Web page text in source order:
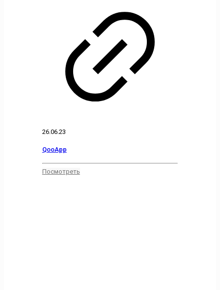
26.06.23
QooApp
Посмотреть